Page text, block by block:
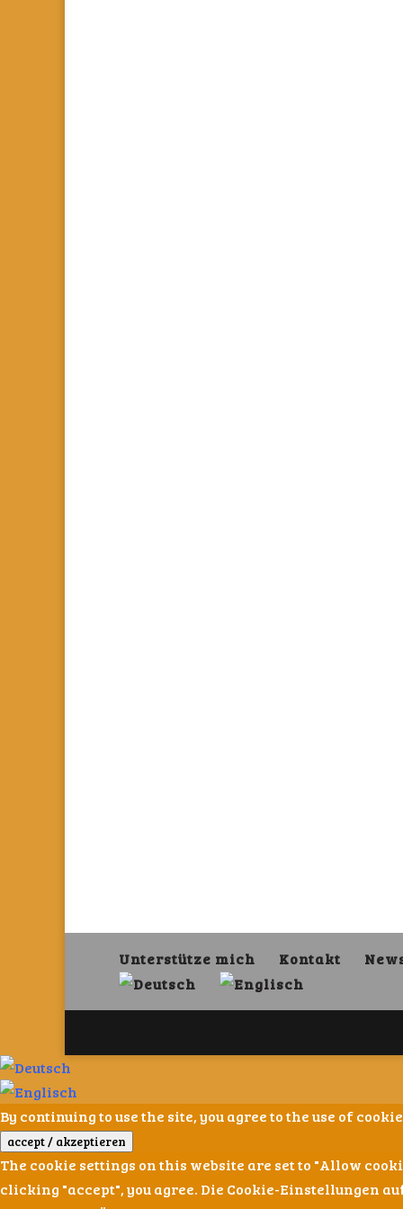
Unterstütze mich Kontakt
By continuing to use the site, you agree to the use of
accept / akzeptieren
The cookie settings on this website are set to "Allow
clicking "accept", you agree. Die Cookie-Einstellungen